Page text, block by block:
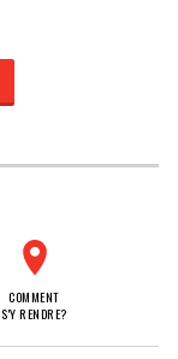
COMMENT
S'Y RENDRE?